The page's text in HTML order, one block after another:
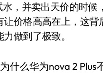
，并卖出天价的时候
价格高高在上，这背
做到了极致。